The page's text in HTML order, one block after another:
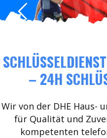
– 24H
Wir von der DHE Haus-
für Qualität und
kompetenten